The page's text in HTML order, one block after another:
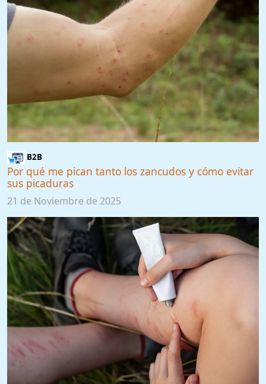
B2B
Por qué me pican tanto los zancudos y cómo evitar
sus picaduras
21 de Noviembre de 2025